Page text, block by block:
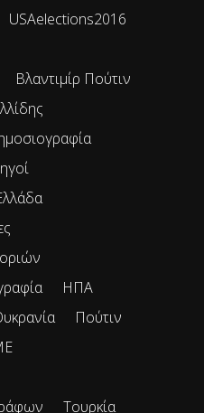
USAelections2016
Βλαντιμίρ Πούτιν
ΗΠΑ
Πούτιν
Τουρκία